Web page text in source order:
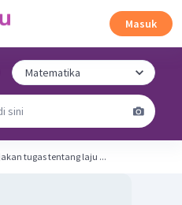
Masuk
tugas tentang laju ...